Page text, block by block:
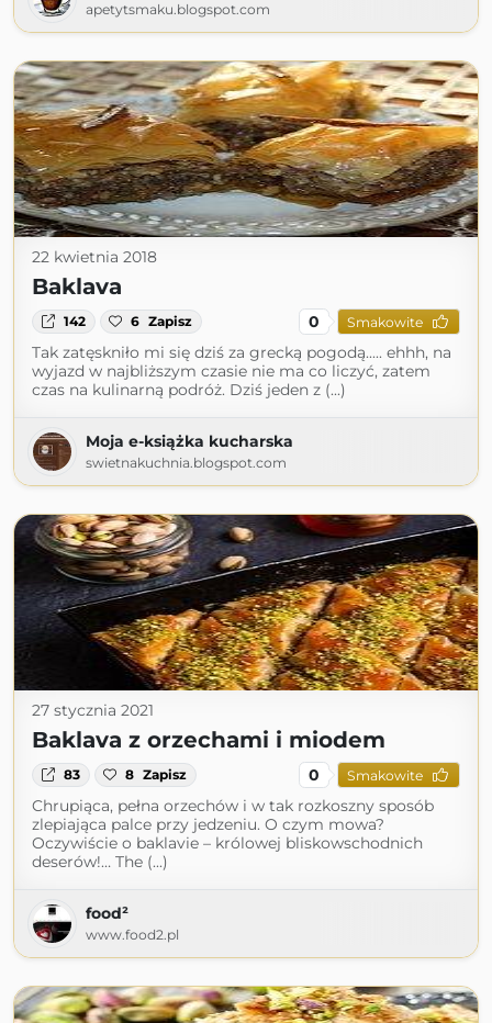
apetytsmaku.blogspot.com
22 kwietnia 2018
Baklava
142 6 Zapisz 0 Smakowite
Tak zatęskniło mi się dziś za grecką pogodą..... ehhh, na
wyjazd w najbliższym czasie nie ma co liczyć, zatem
czas na kulinarną podróż. Dziś jeden z (...)
Moja e-książka kucharska
swietnakuchnia.blogspot.com
27 stycznia 2021
Baklava z orzechami i miodem
83 8 Zapisz 0 Smakowite
Chrupiąca, pełna orzechów i w tak rozkoszny sposób
zlepiająca palce przy jedzeniu. O czym mowa?
Oczywiście o baklavie – królowej bliskowschodnich
deserów!… The (...)
food²
www.food2.pl